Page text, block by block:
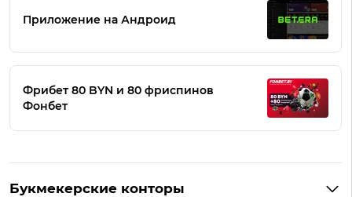
Приложение на Андроид
Фрибет 80 BYN и 80 фриспинов
Фонбет
Букмекерские конторы